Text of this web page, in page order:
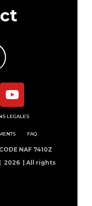
LEGALES
FAQ
NAF 7410Z
2026 | All rights